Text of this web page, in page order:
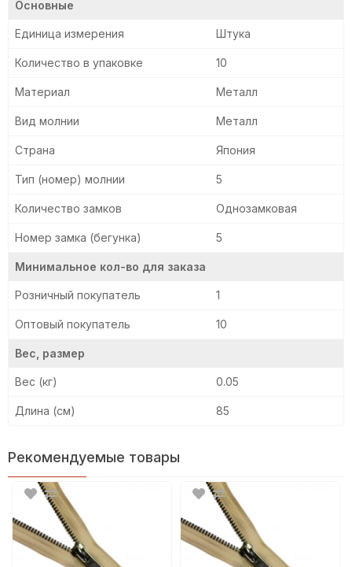
Основные
Единица измерения Штука
Количество в упаковке 10
Материал Металл
Вид молнии Металл
Страна Япония
Тип (номер) молнии 5
Количество замков Однозамковая
Номер замка (бегунка) 5
Минимальное кол-во для заказа
Розничный покупатель 1
Оптовый покупатель 10
Вес, размер
Вес (кг) 0.05
Длина (см) 85
Рекомендуемые товары